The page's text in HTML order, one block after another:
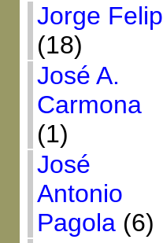
Jorge Felip
(18)
José A.
Carmona
(1)
José
Antonio
Pagola(6)